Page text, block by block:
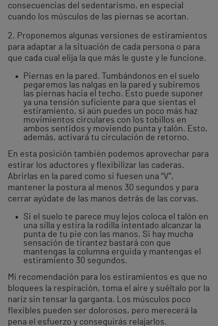
consecuencias del sedentarismo, en especial
cuando los músculos de las piernas se acortan.
2. Proponemos algunas versiones de estiramientos
para adaptar a la situación de cada persona o para
que cada cual elija la que más le guste y le funcione.
Piernas en la pared. Tumbándonos en el suelo
pegaremos las nalgas en la pared y subiremos
las piernas hacia el techo. Esto puede suponer
ya una tensión suficiente para que sientas el
estiramiento, si aún puedes un poco más haz
movimientos circulares con los tobillos en
ambos sentidos y moviendo punta y talón. Esto,
además, activará tu circulación de retorno.
En esta posición también podemos aprovechar para
estirar los aductores y flexibilizar las caderas.
Abrirlas en la pared como si fuesen una “V”,
mantener la postura al menos 30 segundos y para
cerrar ayúdate de las manos detrás de las corvas.
Si el suelo te parece muy lejos coloca el talón en
una silla y estira la rodilla intentado alcanzar la
punta de tu pie con las manos. Si hay mucha
sensación de tirantez bastará con que
mantengas la columna erguida y mantengas el
estiramiento 30 segundos.
Mi recomendación para los estiramientos es que no
bloquees la respiración, toma el aire y suéltalo por la
nariz sin tensar la garganta. Los músculos poco
flexibles pueden ser dolorosos, pero merecerá la
pena el esfuerzo y conseguirás relajarlos.